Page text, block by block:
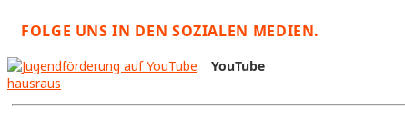
FOLGE UNS IN DEN SOZIALEN MEDIEN.
YouTube
hausraus